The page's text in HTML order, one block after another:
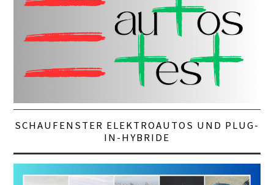
SCHAUFENSTER ELEKTROAUTOS UND PLUG-
IN-HYBRIDE